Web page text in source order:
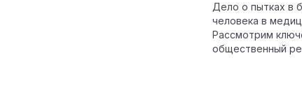
Дело о пытках в
человека в
Рассмотрим
общественный